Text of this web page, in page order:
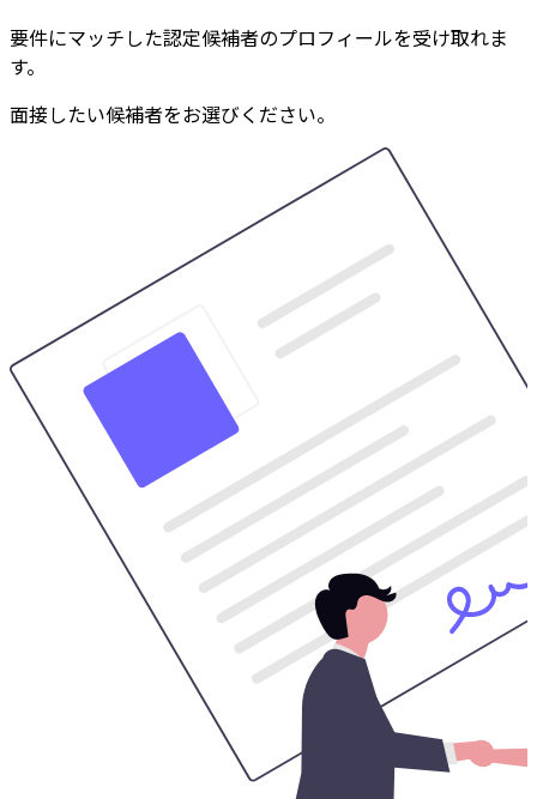
要件にマッチした認定候補者のプロフィールを受け取れま
す。
面接したい候補者をお選びください。